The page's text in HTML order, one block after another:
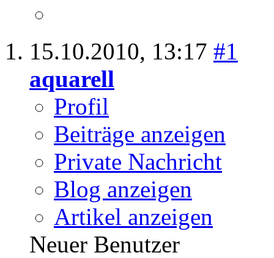
15.10.2010, 13:17 #1
aquarell
Profil
Beiträge anzeigen
Private Nachricht
Blog anzeigen
Artikel anzeigen
Neuer Benutzer